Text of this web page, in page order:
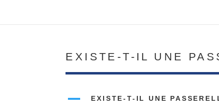
EXISTE-T-IL UNE
A EXISTE-T-IL UNE